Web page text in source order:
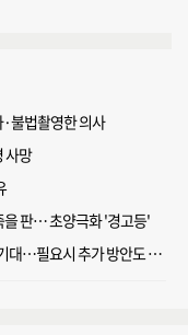
불법촬영한 의사
사망
을 판… 초양극화 '경고등'
[속보] 김용범, 레버리지 대책에 '상당한 효과 기대…필요시 추가 방안도 검토'